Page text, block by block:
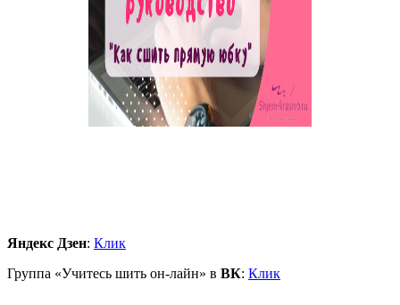
Яндекс Дзен: Клик
Группа «Учитесь шить он-лайн» в ВК: Клик